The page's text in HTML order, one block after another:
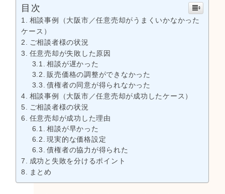
目次
相談事例（大阪市／任意売却がうまくいかなかった
ケース）
ご相談者様の状況
任意売却が失敗した原因
相談が遅かった
販売価格の調整ができなかった
債権者の同意が得られなかった
相談事例（大阪市／任意売却が成功したケース）
ご相談者様の状況
任意売却が成功した理由
相談が早かった
現実的な価格設定
債権者の協力が得られた
成功と失敗を分けるポイント
まとめ